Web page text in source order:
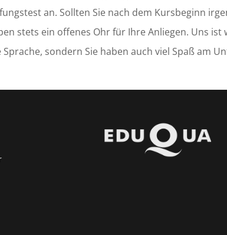
an. Sollten Sie nach dem Kursbeginn
stets ein offenes Ohr für Ihre Anliegen. Uns
sondern Sie haben auch viel Spaß am